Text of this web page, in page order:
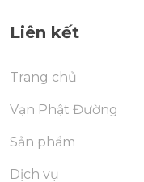
Liên kết
Trang chủ
Vạn Phật Đường
Sản phẩm
Dịch vụ